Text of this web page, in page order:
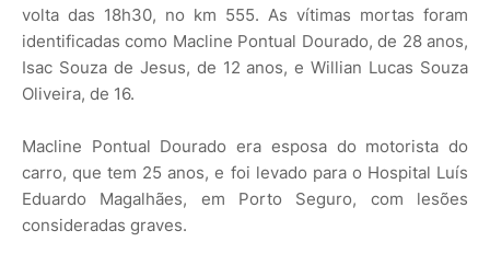
volta das 18h30, no km 555. As vítimas mortas foram
identificadas como Macline Pontual Dourado, de 28 anos,
Isac Souza de Jesus, de 12 anos, e Willian Lucas Souza
Oliveira, de 16.
Macline Pontual Dourado era esposa do motorista do
carro, que tem 25 anos, e foi levado para o Hospital Luís
Eduardo Magalhães, em Porto Seguro, com lesões
consideradas graves.